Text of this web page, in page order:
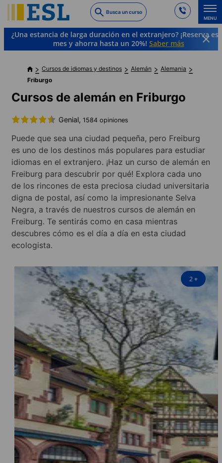
to
main
content
Busca un curso
MENU
¿Una estancia de larga duración en el extranjero? ¡Reserva
mes y ahorra hasta un 20%! Saber más
Cursos de idiomas y destinos Alemán
Alemania
Friburgo
Cursos de alemán en Friburgo
Genial, 1584 opiniones
Puede que sea una ciudad pequeña, pero Freiburg
es uno de los destinos más populares para estudiar
idiomas en el extranjero. ¡Haz un curso de alemán en
Freiburg para descubrir por qué! Explora cada uno
de los rincones de esta preciosa ciudad universitaria
digna de postal, así como la impresionante Selva
Negra, a través de nuestros cursos de alemán en
Freiburg. Te sentirás como en casa mientras
descubres cómo es el día a día en esta ciudad
ecologista.
2+